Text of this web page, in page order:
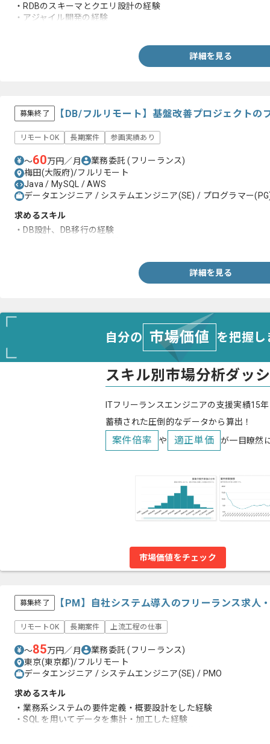
・RDBのスキーマとクエリ設計の経験
・アジャイル開発の経験
詳細を見る
募集終了 【DB/フルリモート】基盤改善プロジェクトの
リモートOK 長期案件 参画実績あり
〜60万円／月 業務委託(フリーランス)
梅田(大阪府)/フルリモート
Java / MySQL / AWS
データエンジニア / システムエンジニア(SE) / プログラマー
求めるスキル
・DB設計、DB移行の経験
詳細を見る
自分の 市場価値 を把握
スキル別市場分析ダッ
ITフリーランスエンジニアの支援実績15
蓄積された圧倒的なデータから算出！
案件倍率 や 適正単価 が一目瞭然
市場価値をチェック
募集終了 【PM】自社システム導入のフリーランス求人
リモートOK 長期案件 上流工程の仕事
〜85万円／月 業務委託(フリーランス)
東京(東京都)/フルリモート
データエンジニア / システムエンジニア(SE) / PMO
求めるスキル
・業務系システムの要件定義・概要設計をした経験
・SQL を用いてデータを集計・加工した経験